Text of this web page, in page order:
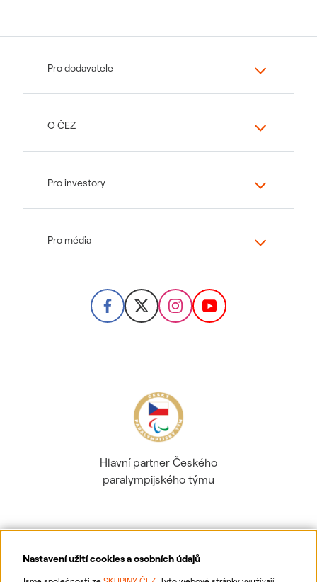
Nastavení užití cookies a osobních údajů
Pro dodavatele
O ČEZ
Pro investory
Pro média
Hlavní partner Českého
paralympijského týmu
Ochrana osobních údajů